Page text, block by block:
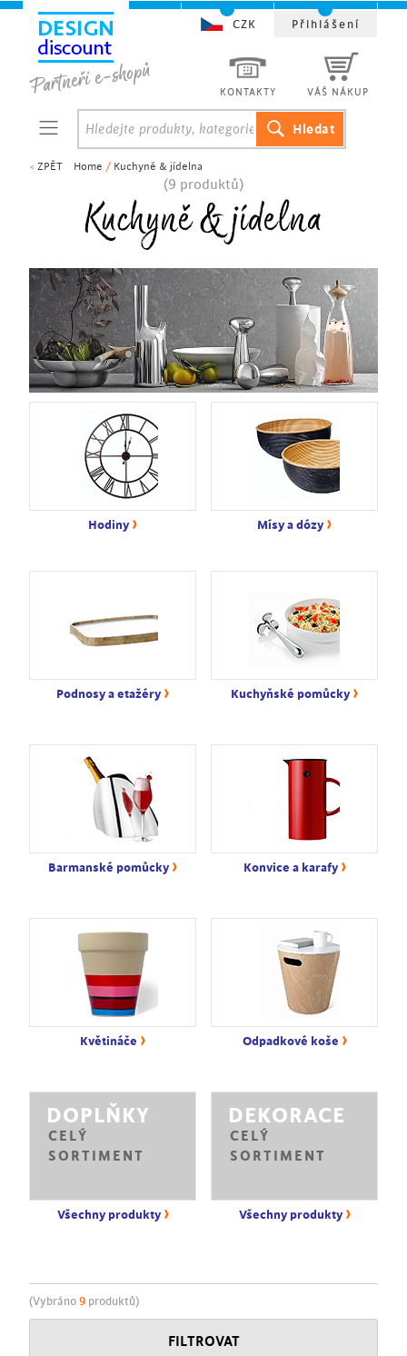
< ZPĚT Home / Kuchyně & jídelna
(9 produktů)
Kuchyně & jídelna
Hodiny › Mísy a dózy ›
Podnosy a etažéry › Kuchyňské pomůcky ›
Barmanské pomůcky › Konvice a karafy ›
Květináče › Odpadkové koše ›
DOPLŇKY
CELÝ
SORTIMENT
Všechny produkty ›
DEKORACE
CELÝ
SORTIMENT
Všechny produkty ›
(Vybráno 9 produktů)
FILTROVAT
KONTAKTY VÁŠ NÁKUP
CZK Přihlášení